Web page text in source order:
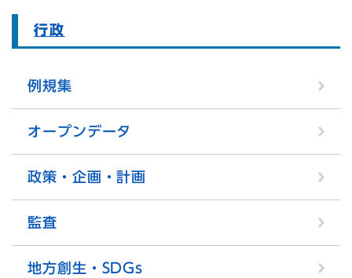
行政
例規集
オープンデータ
政策・企画・計画
監査
地方創生・SDGs